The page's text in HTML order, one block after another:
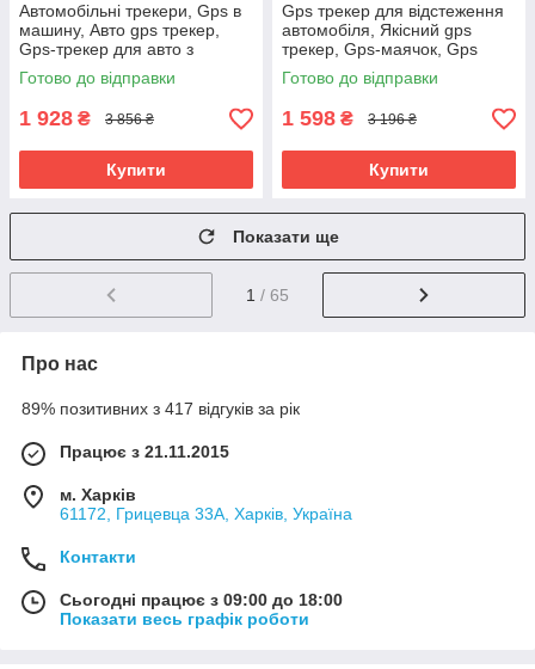
Автомобільні трекери, Gps в
машину, Авто gps трекер,
Gps-трекер для авто з
додатком, Gps в машину від
викрадення, RYH
Готово до відправки
1 928 ₴ 3 856 ₴
Купити
Gps трекер для відстеження
автомобіля, Якісний gps
трекер, Gps-маячок, Gps
трекер на мотоцикл, Gps
маячок для авто, RYH
Готово до відправки
1 598 ₴ 3 196 ₴
Купити
Показати ще
1 / 65
Про нас
89% позитивних з 417 відгуків за рік
Працює з 21.11.2015
м. Харків
61172, Грицевца 33А, Харків, Україна
Контакти
Сьогодні працює з 09:00 до 18:00
Показати весь графік роботи